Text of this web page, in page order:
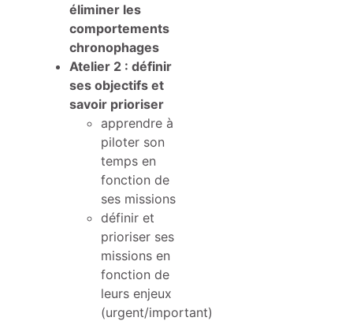
éliminer les
comportements
chronophages
Atelier 2 : définir
ses objectifs et
savoir prioriser
apprendre à
piloter son
temps en
fonction de
ses missions
définir et
prioriser ses
missions en
fonction de
leurs enjeux
(urgent/important)